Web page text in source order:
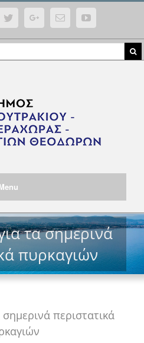
TwitterGoogle+Email YouTube
τα σημερινά
πυρκαγιών
περιστατικά